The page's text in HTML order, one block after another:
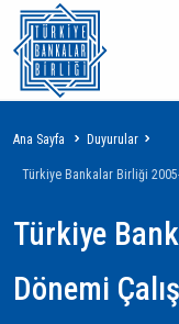
Sayfa
yolu
Ana Sayfa Duyurular
Türkiye Bankalar Birliği
Türkiye
Dönemi